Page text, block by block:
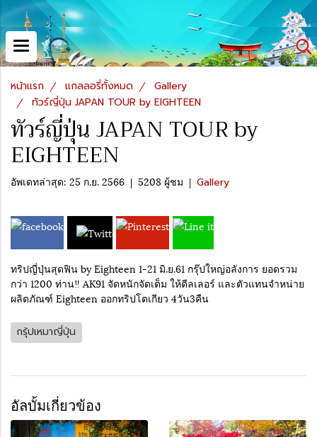
หน้าแรก แกลลอรี่ทั้งหมด
Gallery
ทัวร์ญี่ปุ่น JAPAN TOUR by EIGHTEEN
ทัวร์ญี่ปุ่น JAPAN TOUR by
EIGHTEEN
อัพเดทล่าสุด: 25 ก.ย. 2566 | 5208 ผู้ชม | Gallery
ทริปญี่ปุ่นสุดฟิน by Eighteen 1-21 มิ.ย.61 กรุ๊ปใหญ่อลังการ ยอดรวม
กว่า 1200 ท่าน‼️ AK91 จัดหนักจัดเต็ม ให้ดีลเลอร์ และตัวแทนจำหน่าย
ผลิตภัณฑ์ Eighteen ออกทริปโตเกียว 4วัน3คืน
กรุ้ปเหมาญี่ปุ่น
อัลบั้มเกี่ยวข้อง